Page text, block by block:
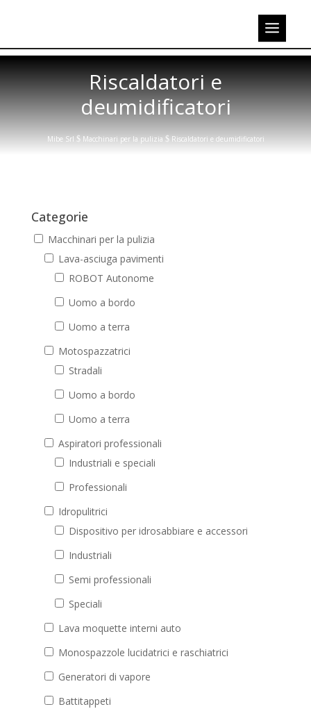
Riscaldatori e
deumidificatori
Mibe Srl $ Macchinari per la pulizia $ Riscaldatori e deumidificatori
Categorie
Macchinari per la pulizia
Lava-asciuga pavimenti
ROBOT Autonome
Uomo a bordo
Uomo a terra
Motospazzatrici
Stradali
Uomo a bordo
Uomo a terra
Aspiratori professionali
Industriali e speciali
Professionali
Idropulitrici
Dispositivo per idrosabbiare e accessori
Industriali
Semi professionali
Speciali
Lava moquette interni auto
Monospazzole lucidatrici e raschiatrici
Generatori di vapore
Battitappeti